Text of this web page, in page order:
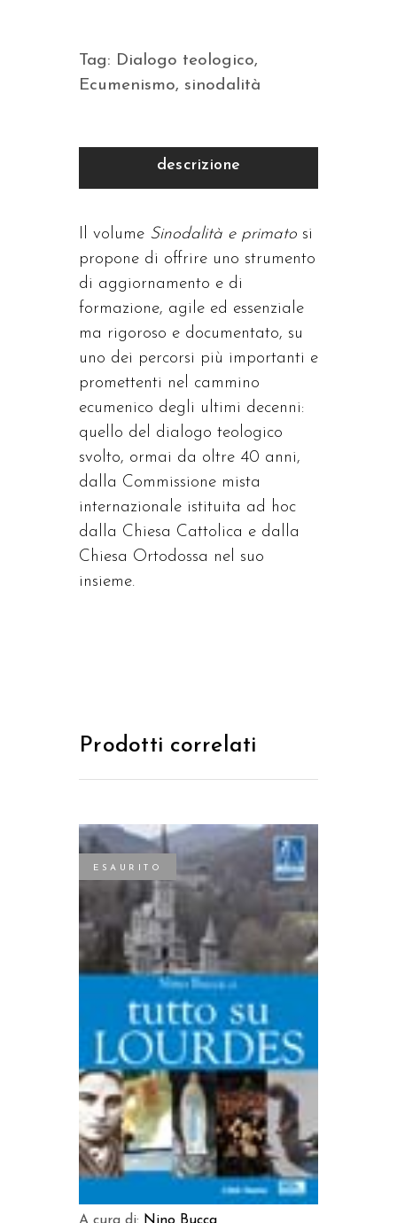
Tag: Dialogo teologico,
Ecumenismo, sinodalità
descrizione
Il volume Sinodalità e primato si
propone di offrire uno strumento
di aggiornamento e di
formazione, agile ed essenziale
ma rigoroso e documentato, su
uno dei percorsi più importanti e
promettenti nel cammino
ecumenico degli ultimi decenni:
quello del dialogo teologico
svolto, ormai da oltre 40 anni,
dalla Commissione mista
internazionale istituita ad hoc
dalla Chiesa Cattolica e dalla
Chiesa Ortodossa nel suo
insieme.
Prodotti correlati
ESAURITO
LEGGI TUTTO